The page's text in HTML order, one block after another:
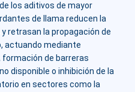
los aditivos de mayor
de llama reducen la
retrasan la propagación de
actuando mediante
de barreras
disponible o inhibición de la
en sectores como la